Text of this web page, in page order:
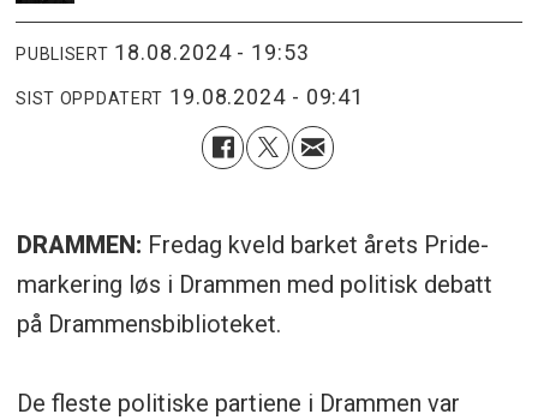
PUBLISERT 18.08.2024 - 19:53
SIST OPPDATERT 19.08.2024 - 09:41
DRAMMEN: Fredag kveld barket årets Pride-
markering løs i Drammen med politisk debatt
på Drammensbiblioteket.
De fleste politiske partiene i Drammen var